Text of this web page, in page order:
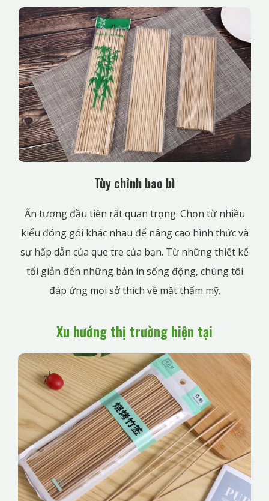
Tùy chỉnh bao bì
Ấn tượng đầu tiên rất quan trọng. Chọn từ nhiều
kiểu đóng gói khác nhau để nâng cao hình thức và
sự hấp dẫn của que tre của bạn. Từ những thiết kế
tối giản đến những bản in sống động, chúng tôi
đáp ứng mọi sở thích về mặt thẩm mỹ.
Xu hướng thị trường hiện tại